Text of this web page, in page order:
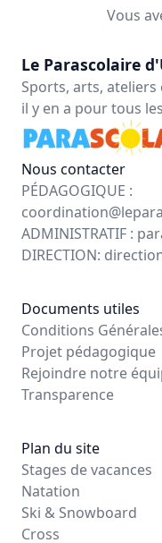
Vous
Le Parascolaire
Sports, arts,
il y en a pour tous
Nous contacter
PÉDAGOGIQUE :
ADMINISTRATIF :
DIRECTION:
Documents utiles
Conditions
Projet pédagogique
Rejoindre notre
Transparence
Plan du site
Stages de vacances
Natation
Ski & Snowboard
Cross